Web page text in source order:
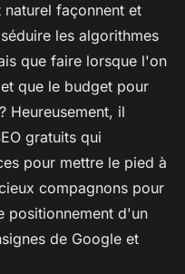
façonnent et
les algorithmes
que faire lorsque l'on
que le budget pour
Heureusement, il
gratuits qui
pour mettre le pied à
compagnons pour
positionnement d'un
de Google et